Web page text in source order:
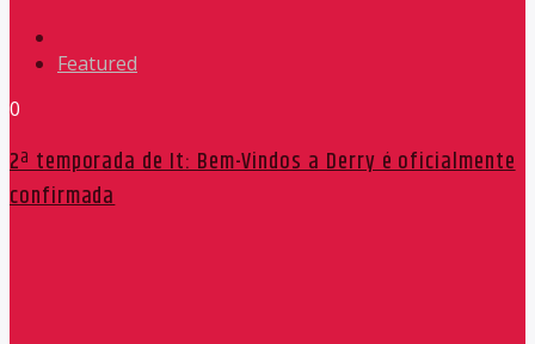
Featured
0
2ª temporada de It: Bem-Vindos a Derry é oficialmente
confirmada